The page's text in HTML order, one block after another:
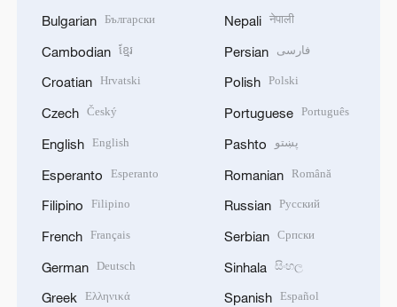
Bulgarian Български
Cambodian ខ្មែរ
Croatian Hrvatski
Czech Český
English English
Esperanto Esperanto
Filipino Filipino
French Français
German Deutsch
Greek Ελληνικά
Nepali नेपाली
Persian فارسی
Polish Polski
Portuguese Português
Pashto پښتو
Romanian Română
Russian Русский
Serbian Српски
Sinhala සිංහල
Spanish Español